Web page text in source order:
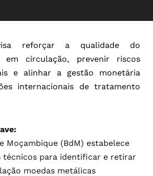
reforçar a qualidade do
em circulação, prevenir riscos
e alinhar a gestão monetária
internacionais de tratamento
Moçambique (BdM) estabelece
técnicos para identificar e retirar
moedas metálicas